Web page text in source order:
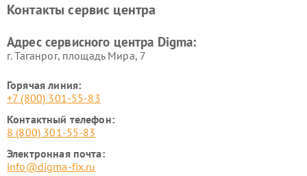
Контакты сервис центра
Адрес сервисного центра Digma:
г. Таганрог, площадь Мира, 7
Горячая линия:
+7 (800) 301-55-83
Контактный телефон:
8 (800) 301-55-83
Электронная почта:
info@digma-fix.ru